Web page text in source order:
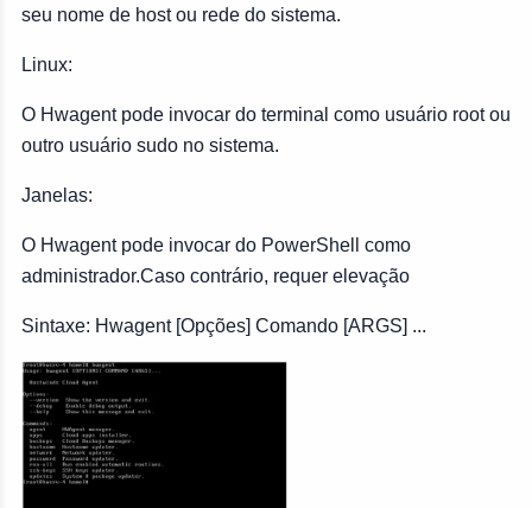
seu nome de host ou rede do sistema.
Linux:
O Hwagent pode invocar do terminal como usuário root ou
outro usuário sudo no sistema.
Janelas:
O Hwagent pode invocar do PowerShell como
administrador.Caso contrário, requer elevação
Sintaxe: Hwagent [Opções] Comando [ARGS] ...